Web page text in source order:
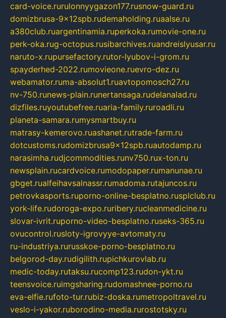
card-voice.rurulonnyygazon177.rusnow-guard.ru
domizbrusa-9x12spb.rudemaholding.ruaalse.ru
a380club.ruargentinamia.ruperkoka.rumovie-one.ru
perk-oka.rug-octopus.rusibarchives.ruandreislyusar.ru
naruto-x.rupursefactory.rutor-lyubov-i-grom.ru
spayderhed-2022.rumovieone.ruevro-dez.ru
webamator.ruma-absolut1.ruavtopomosch27.ru
nv-750.runews-plain.runertansaga.rudelanalad.ru
dizfiles.ruyoutubefree.ruaria-family.ruroadli.ru
planeta-samara.rumysmartbuy.ru
matrasy-kemerovo.ruashanet.rutrade-farm.ru
dotcustoms.rudomizbrusa9x12spb.ruautodamp.ru
narasimha.rudjcommodities.runv750.rux-ton.ru
newsplain.rucardvoice.rumodopaper.rumanunae.ru
gbget.rualfeihavsalnassr.rumadoma.rutajuncos.ru
petrovkasports.ruporno-online-besplatno.rusplclub.ru
york-life.rudoroga-expo.ruribery.rucleanmedicine.ru
slovar-ivrit.ruporno-video-besplatno.ruseks-365.ru
ovucontrol.rusloty-igrovyye-avtomaty.ru
ru-industriya.rurusskoe-porno-besplatno.ru
belgorod-day.rudigilith.rupichkurovlab.ru
medic-today.rutaksu.rucomp123.rudon-ykt.ru
teensvoice.ruimgsharing.rudomashnee-porno.ru
eva-elfie.rufoto-tur.rubiz-doska.rumetropoltravel.ru
veslo-i-yakor.ruborodino-media.rurostotsky.ru